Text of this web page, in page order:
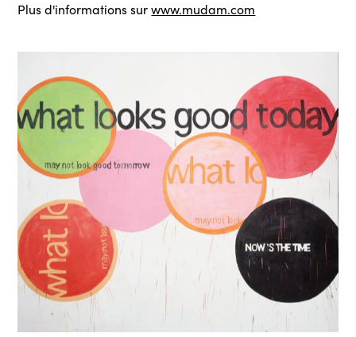
Plus d'informations surwww.mudam.com